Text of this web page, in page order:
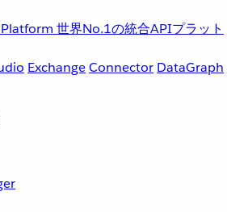
世界No.1の統合APIプラット
ExchangeConnector DataGraph